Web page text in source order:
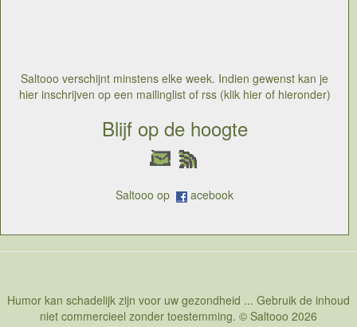
Saltooo verschijnt minstens elke week. Indien gewenst kan je
hier inschrijven op een mailinglist of rss (klik hier of hieronder)
Blijf op de hoogte
Saltooo op acebook
Humor kan schadelijk zijn voor uw gezondheid ... Gebruik de inhoud
niet commercieel zonder toestemming. © Saltooo 2026